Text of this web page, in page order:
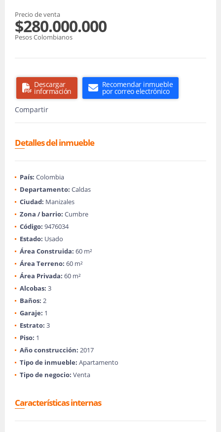
Precio de venta
$280.000.000
Pesos Colombianos
Descargar
información
Recomendar inmueble
por correo electrónico
Compartir
Detalles del inmueble
País: Colombia
Departamento: Caldas
Ciudad: Manizales
Zona / barrio: Cumbre
Código: 9476034
Estado: Usado
Área Construida: 60 m²
Área Terreno: 60 m²
Área Privada: 60 m²
Alcobas: 3
Baños: 2
Garaje: 1
Estrato: 3
Piso: 1
Año construcción: 2017
Tipo de inmueble: Apartamento
Tipo de negocio: Venta
Características internas